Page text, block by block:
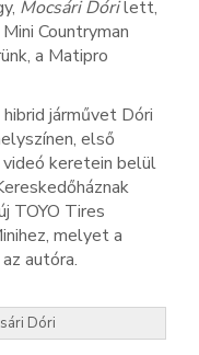
Mocsári Dórilett,
Countryman
a Matipro
járművet Dóri
első
keretein belül
TOYO Tires
melyet a
autóra.
Dóri